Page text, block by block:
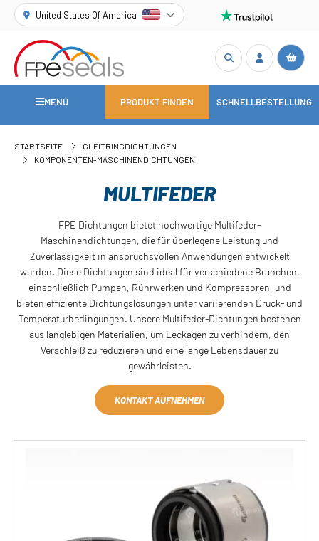
United States Of America
MENÜ PRODUKT FINDEN SCHNELLBESTELLUNG
STARTSEITE
GLEITRINGDICHTUNGEN
KOMPONENTEN-MASCHINENDICHTUNGEN
MULTIFEDER
FPE Dichtungen bietet hochwertige Multifeder-
Maschinendichtungen, die für überlegene Leistung und
Zuverlässigkeit in anspruchsvollen Anwendungen entwickelt
wurden. Diese Dichtungen sind ideal für verschiedene Branchen,
einschließlich Pumpen, Rührwerken und Kompressoren, und
bieten effiziente Dichtungslösungen unter variierenden Druck- und
Temperaturbedingungen. Unsere Multifeder-Dichtungen bestehen
aus langlebigen Materialien, um Leckagen zu verhindern, den
Verschleiß zu reduzieren und eine lange Lebensdauer zu
gewährleisten.
KONTAKT AUFNEHMEN